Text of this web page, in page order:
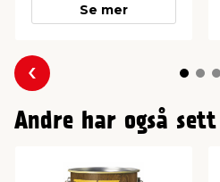
Se mer
Forrige
Andre har også sett